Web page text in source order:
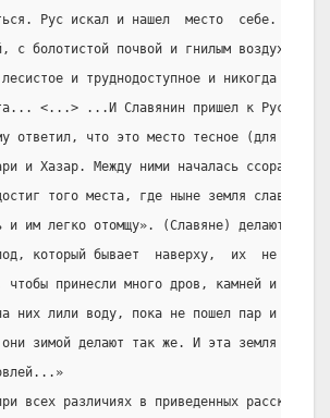
Рус искал и нашел  место  себе.
с болотистой почвой и гнилым воздухом;
и труднодоступное и никогда ни
<...> ...И Славянин пришел к Русу,
ответил, что это место тесное (для нас
и Хазар. Между ними началась ссора  и
того места, где ныне земля славян.
и им легко отомщу». (Славяне) делают
который бывает  наверху,  их  не
чтобы принесли много дров, камней и угля,
них лили воду, пока не пошел пар и под
зимой делают так же. И эта земля
всех различиях в приведенных рассказах